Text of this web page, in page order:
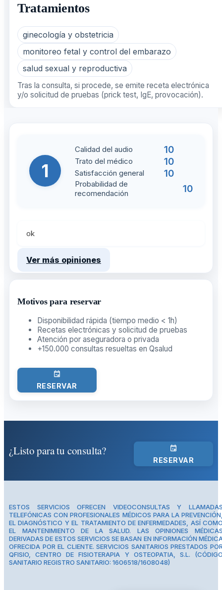
Tratamientos
ginecología y obstetricia
monitoreo fetal y control del embarazo
salud sexual y reproductiva
Tras la consulta, si procede, se emite receta electrónica
y/o solicitud de pruebas (prick test, IgE, provocación).
1
Calidad del audio 10
Trato del médico 10
Satisfacción general 10
Probabilidad de
recomendación
10
ok
Ver más opiniones
Motivos para reservar
Disponibilidad rápida (tiempo medio < 1h)
Recetas electrónicas y solicitud de pruebas
Atención por aseguradora o privada
+150.000 consultas resueltas en Qsalud
RESERVAR
¿Listo para tu consulta?
RESERVAR
ESTOS SERVICIOS OFRECEN VIDEOCONSULTAS Y
TELEFÓNICAS CON PROFESIONALES MÉDICOS PARA LA
EL DIAGNÓSTICO Y EL TRATAMIENTO DE ENFERMEDADES, ASÍ
EL MANTENIMIENTO DE LA SALUD. LAS OPINIONES
DERIVADAS DE ESTOS SERVICIOS SE BASAN EN INFORMACIÓN
OFRECIDA POR EL CLIENTE. SERVICIOS SANITARIOS PRESTADOS
QFISIO, CENTRO DE FISIOTERAPIA Y OSTEOPATIA, S.L.
SANITARIO REGISTRO SANITARIO: 1606518/1608048)